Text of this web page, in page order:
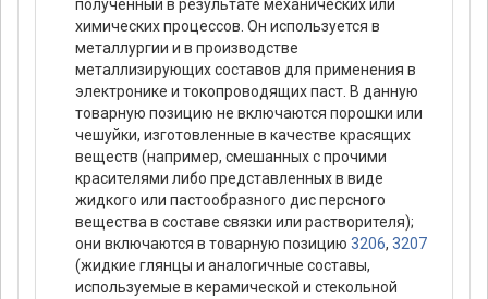
полученный в результате механических или
химических процессов. Он используется в
металлургии и в производстве
металлизирующих составов для применения в
электронике и токопроводящих паст. В данную
товарную позицию не включаются порошки или
чешуйки, изготовленные в качестве красящих
веществ (например, смешанных с прочими
красителями либо представленных в виде
жидкого или пастообразного дис персного
вещества в составе связки или растворителя);
они включаются в товарную позицию 3206, 3207
(жидкие глянцы и аналогичные составы,
используемые в керамической и стекольной